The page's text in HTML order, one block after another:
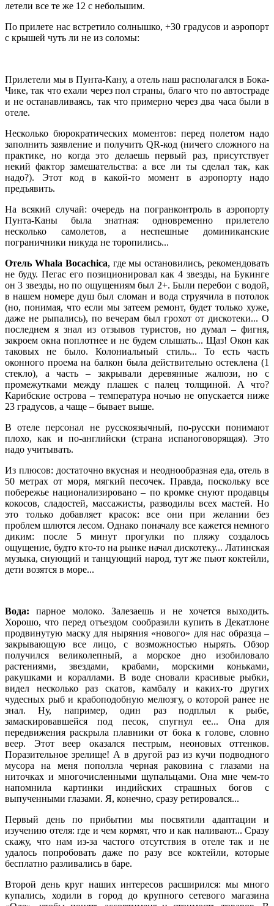
летели все те же 12 с небольшим.
По прилете нас встретило солнышко, +30 градусов и аэропорт
с крышей чуть ли не из соломы:
Прилетели мы в Пунта-Кану, а отель наш располагался в Бока-
Чике, так что ехали через пол страны, благо что по автостраде
и не останавливаясь, так что примерно через два часа были в
отеле.
Несколько бюрократических моментов: перед полетом надо
заполнить заявление и получить QR-код (ничего сложного на
практике, но когда это делаешь первый раз, присутствует
некий фактор замешательства: а все ли ты сделал так, как
надо?). Этот код в какой-то момент в аэропорту надо
предъявить.
На всякий случай: очередь на погранконтроль в аэропорту
Пунта-Каны была знатная: одновременно прилетело
несколько самолетов, а неспешные доминиканские
пограничники никуда не торопились...
Отель Whala Bocachica, где мы остановились, рекомендовать
не буду. Пегас его позиционировал как 4 звезды, на Букинге
он 3 звезды, но по ощущениям был 2+. Были перебои с водой,
в нашем номере душ был сломан и вода струячила в потолок
(но, понимая, что если мы затеем ремонт, будет только хуже,
даже не рыпались), по вечерам был грохот от дискотеки... О
последнем я знал из отзывов туристов, но думал – фигня,
закроем окна поплотнее и не будем слышать... Щаз! Окон как
таковых не было. Колониальный стиль... То есть часть
оконного проема на балкон была действительно остеклена (1
стекло), а часть – закрывали деревянные жалюзи, но с
промежутками между плашек с палец толщиной. А что?
Карибские острова – температура ночью не опускается ниже
23 градусов, а чаще – бывает выше.
В отеле персонал не русскоязычный, по-русски понимают
плохо, как и по-английски (страна испаноговорящая). Это
надо учитывать.
Из плюсов: достаточно вкусная и неоднообразная еда, отель в
50 метрах от моря, мягкий песочек. Правда, поскольку все
побережье национализировано – по кромке снуют продавцы
кокосов, сладостей, массажисты, разводилы всех мастей. Но
это только добавляет красок: все они при желании без
проблем шлются лесом. Однако поначалу все кажется немного
диким: после 5 минут прогулки по пляжу создалось
ощущение, будто кто-то на рынке начал дискотеку... Латинская
музыка, снующий и танцующий народ, тут же пьют коктейли,
дети возятся в море...
Вода: парное молоко. Залезаешь и не хочется выходить.
Хорошо, что перед отъездом сообразили купить в Декатлоне
продвинутую маску для ныряния «нового» для нас образца –
закрывающую все лицо, с возможностью нырять. Обзор
получился великолепный, а морское дно изобиловало
растениями, звездами, крабами, морскими коньками,
ракушками и кораллами. В воде сновали красивые рыбки,
видел несколько раз скатов, камбалу и каких-то других
чудесных рыб и крабоподобную мелюзгу, о которой ранее не
знал. Ну, например, один раз подплыл к рыбе,
замаскировавшейся под песок, спугнул ее... Она для
передвижения раскрыла плавники от бока к голове, словно
веер. Этот веер оказался пестрым, неоновых оттенков.
Поразительное зрелище! А в другой раз из кучи подводного
мусора на меня поползла черная раковина с глазами на
ниточках и многочисленными щупальцами. Она мне чем-то
напомнила картинки индийских страшных богов с
выпученными глазами. Я, конечно, сразу ретировался...
Первый день по прибытии мы посвятили адаптации и
изучению отеля: где и чем кормят, что и как наливают... Сразу
скажу, что нам из-за частого отсутствия в отеле так и не
удалось попробовать даже по разу все коктейли, которые
бесплатно разливались в баре.
Второй день круг наших интересов расширился: мы много
купались, ходили в город до крупного сетевого магазина